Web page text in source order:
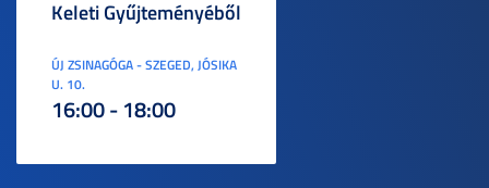
Keleti Gyűjteményéből
ÚJ ZSINAGÓGA - SZEGED, JÓSIKA
U. 10.
16:00 - 18:00